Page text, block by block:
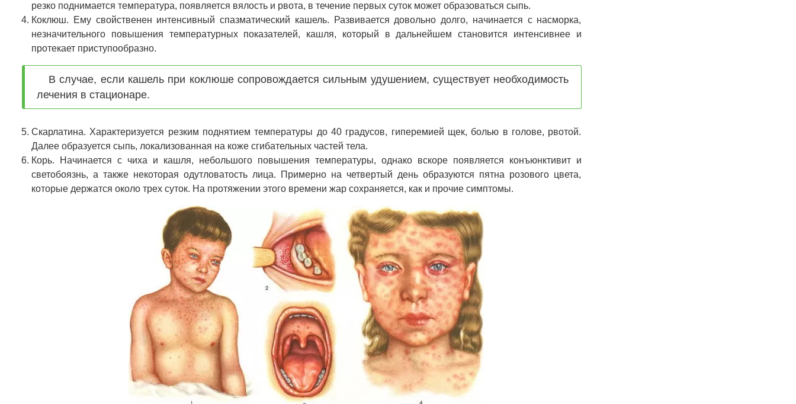
резко поднимается температура, появляется вялость и рвота, в течение первых суток может образоваться сыпь.
Коклюш. Ему свойственен интенсивный спазматический кашель. Развивается довольно долго, начинается с насморка,
незначительного повышения температурных показателей, кашля, который в дальнейшем становится интенсивнее и
протекает приступообразно.
В случае, если кашель при коклюше сопровождается сильным удушением, существует необходимость
лечения в стационаре.
Скарлатина. Характеризуется резким поднятием температуры до 40 градусов, гиперемией щек, болью в голове, рвотой.
Далее образуется сыпь, локализованная на коже сгибательных частей тела.
Корь. Начинается с чиха и кашля, небольшого повышения температуры, однако вскоре появляется конъюнктивит и
светобоязнь, а также некоторая одутловатость лица. Примерно на четвертый день образуются пятна розового цвета,
которые держатся около трех суток. На протяжении этого времени жар сохраняется, как и прочие симптомы.